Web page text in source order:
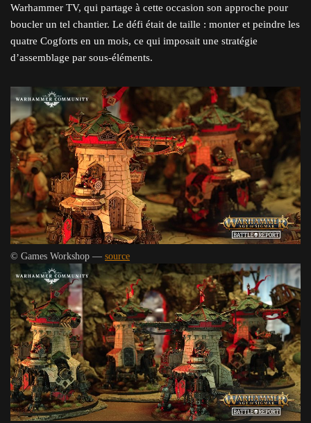
Warhammer TV, qui partage à cette occasion son approche pour
boucler un tel chantier. Le défi était de taille : monter et peindre les
quatre Cogforts en un mois, ce qui imposait une stratégie
d’assemblage par sous-éléments.
© Games Workshop — source